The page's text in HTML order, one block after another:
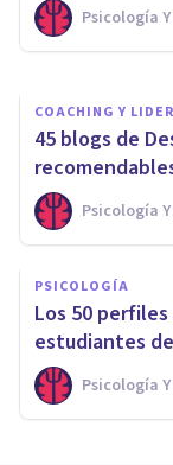
Psicología
Psicología
COACHING Y
45 blogs de
Psicología
PSICOLOGÍA
Los 50
estudiantes
Psicología